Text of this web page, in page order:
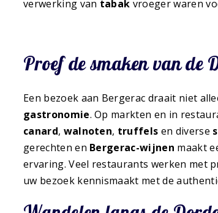
verwerking van tabak vroeger waren
Proef de smaken van de
Een bezoek aan Bergerac draait niet
gastronomie. Op markten en in
canard, walnoten, truffels en diverse
gerechten en Bergerac-wijnen maakt
ervaring. Veel restaurants werken met
uw bezoek kennismaakt met de